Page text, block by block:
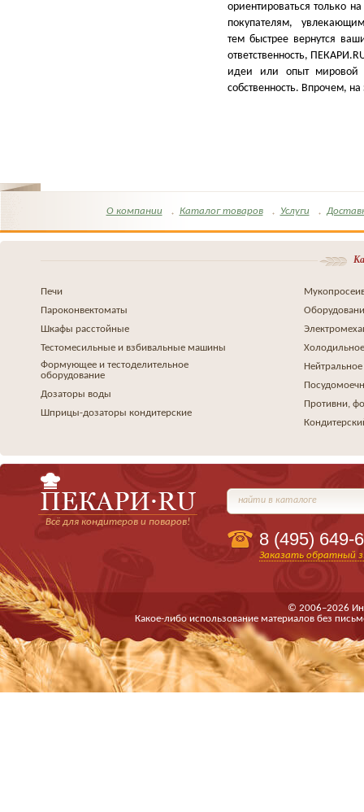
ориентироваться только
покупателям,
тем быстрее вернутся
ответственность,
идеи или опыт мировой
собственность. Впрочем, на
О компании Каталог товаров Услуги
Печи
Пароконвектоматы
Шкафы расстойные
Тестомесильные и взбивальные машины
Формующее и тестоделительное
оборудование
Дозаторы воды
Шприцы-дозаторы кондитерские
Противни,
Всё для кондитеров и поваров!
найти в каталоге
8 (495) 649-
Заказать обратный
© 2006–2026
Какое-либо использование материалов без